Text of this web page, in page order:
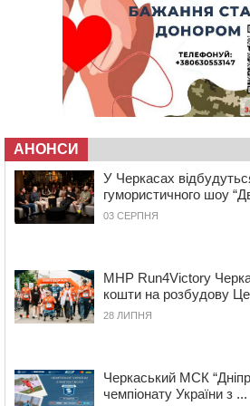
У Черкасах містяни через нову
вирізані дерева потерпають
обіцяє масштабне озеленення
Провокував конфлікт і
прокоментували скандал із
чоловіка у Тальному
13:55
У Тальному працівники
витягли з автівки чоловіка
13:27 На Звенигородщині чоловік до
річного односельця
12:50 “Як сказати дитині, що тато
вихователів Черкащини
тренінгів
11:35
Від 80 гривень за кілограм: в
стрибок цін на гречку
АНОНСИ
У Черкасах
гумористичного шоу
03 СЕРПНЯ
MHP Run4Victory
кошти на розбудову
28 ЛИПНЯ
Черкаський МСК
чемпіонату України з ...